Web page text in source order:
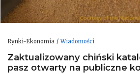
Rynki-Ekonomia Wiadomości
Zaktualizowany chiński
pasz otwarty na publiczne